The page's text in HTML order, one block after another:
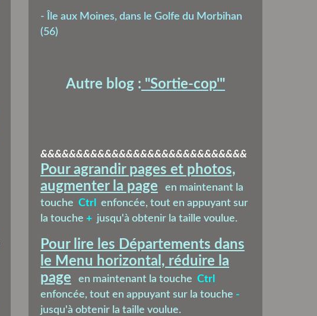
- Île aux Moines, dans le Golfe du Morbihan
(56)
Autre blog : "Sortie-cop'"
&&&&&&&&&&&&&&&&&&&&&&&&&&&&&
Pour agrandir pages et photos,
augmenter la page
en maintenant la
touche Ctrl
enfoncée, tout en appuyant sur
la touche + jusqu'à obtenir la taille voulue.
Pour lire les Départements dans
le Menu horizontal, réduire la
page
en maintenant la touche Ctrl
enfoncée, tout en appuyant sur la touche -
jusqu'à obtenir la taille voulue.